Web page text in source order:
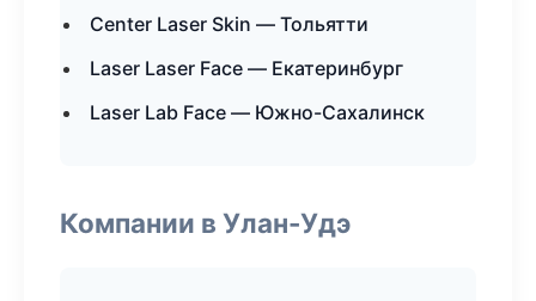
Center Laser Skin — Тольятти
Laser Laser Face — Екатеринбург
Laser Lab Face — Южно-Сахалинск
Компании в Улан-Удэ